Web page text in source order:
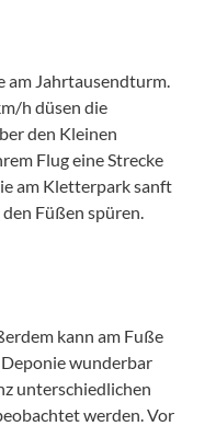
am Jahrtausendturm.
h düsen die
den Kleinen
Flug eine Strecke
am Kletterpark sanft
Füßen spüren.
kann am Fuße
wunderbar
unterschiedlichen
werden. Vor